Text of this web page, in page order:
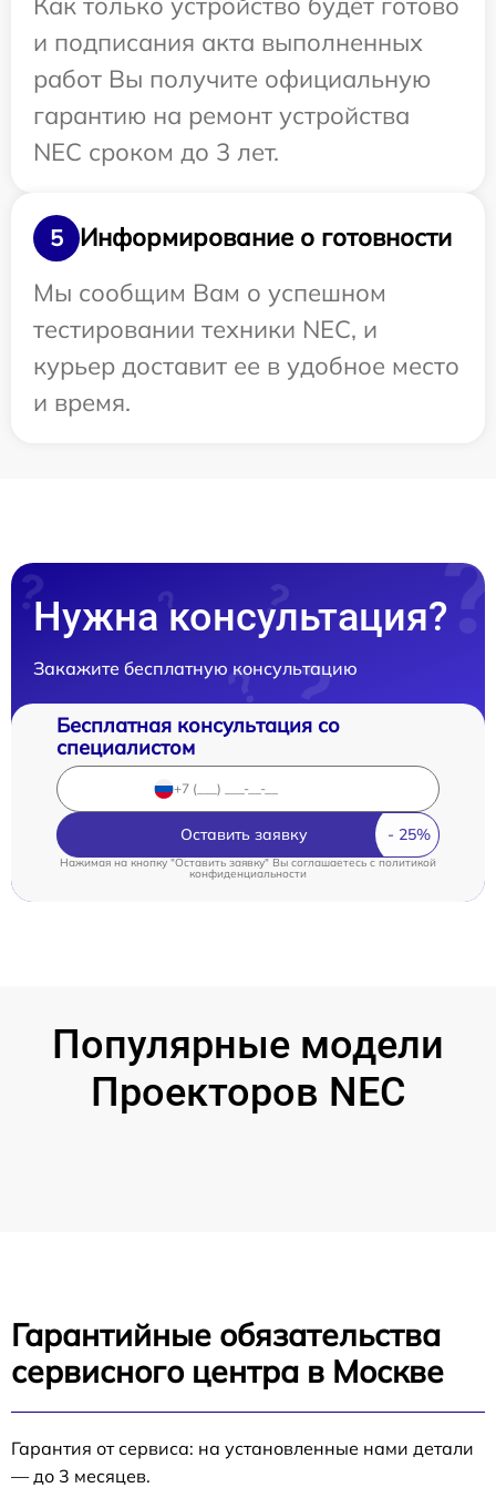
и подписания акта выполненных
работ Вы получите официальную
гарантию на ремонт устройства
NEC сроком до 3 лет.
5
Информирование о готовности
Мы сообщим Вам о успешном
тестировании техники NEC, и
курьер доставит ее в удобное место
и время.
Нужна консультация?
Закажите бесплатную консультацию
Бесплатная консультация со
специалистом
Оставить заявку
Нажимая на кнопку "Оставить заявку" Вы соглашаетесь cполитикой
конфиденциальности
Популярные модели
Проекторов NEC
Гарантийные обязательства
сервисного центра в Москве
Гарантия от сервиса: на установленные нами детали
— до 3 месяцев.